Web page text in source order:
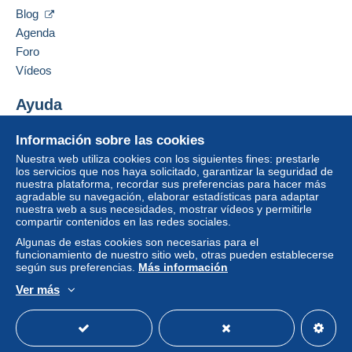
Esta zona incluyeun país.
Carta (tamaño normal)
Pago por:
De 0,01 € a 19,99 €
1,80 €
De 20,00 € a 79,99 €
Desde 80,00 €
sobre las entregas, debe ser
miembro y conectarse.
Identific
arse
Registr
arse
VÕRU MAAKOND
Contactar con el vendedor
Ocultar los objetos de este vendedor
Información sobre las cookies
Nuestra web utiliza cookies con los siguientes fines: prestarle
los servicios que nos haya solicitado, garantizar la seguridad de
nuestra plataforma, recordar sus preferencias para hacer más
agradable su navegación, elaborar estadísticas para adaptar
nuestra web a sus necesidades, mostrar vídeos y permitirle
compartir contenidos en las redes sociales.
Algunas de estas cookies son necesarias para el
funcionamiento de nuestro sitio web, otras pueden establecerse
según sus preferencias. Más información
Ver más
Blog
Agenda
Foro
Vídeos
Ayuda
Comprar en Delcampe
Vender en Delcampe
Una página securizada